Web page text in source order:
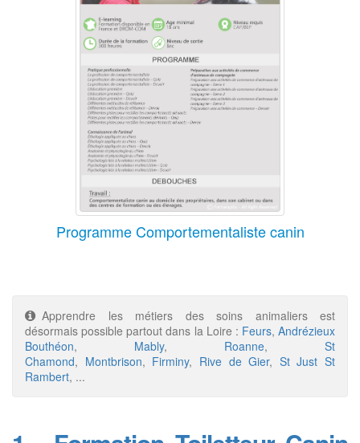
Programme Comportementaliste canin
Apprendre les métiers des soins animaliers est
désormais possible partout dans la Loire : Feurs, Andrézieux
Bouthéon, Mably, Roanne, St
Chamond, Montbrison, Firminy, Rive de Gier, St Just St
Rambert, ...